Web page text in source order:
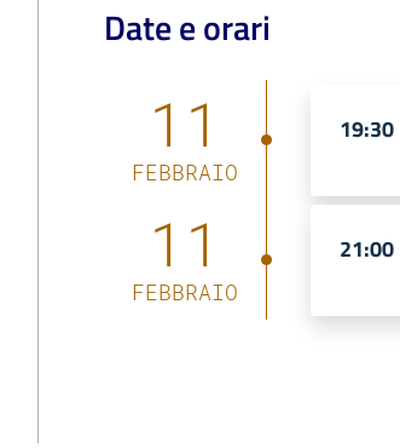
Date e orari
11
FEBBRAIO
19:30
11
FEBBRAIO
21:00